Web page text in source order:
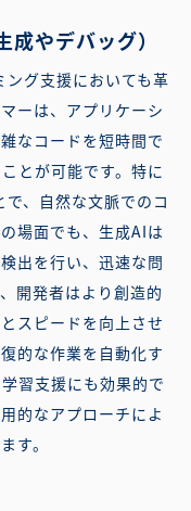
やデバッグ）
グ支援においても革
ーは、アプリケーシ
なコードを短時間で
とが可能です。特に
、自然な文脈でのコ
場面でも、生成AIは
出を行い、迅速な問
開発者はより創造的
スピードを向上させ
的な作業を自動化す
習支援にも効果的で
的なアプローチによ
す。